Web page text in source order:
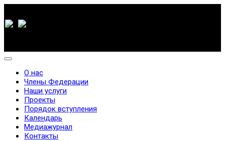
О нас
Члены Федерации
Наши услуги
Проекты
Порядок вступления
Календарь
Медиажурнал
Контакты